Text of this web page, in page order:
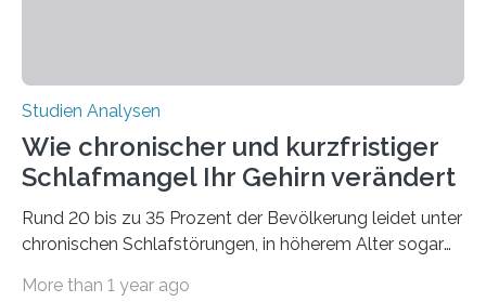
Studien Analysen
Wie chronischer und kurzfristiger
Schlafmangel Ihr Gehirn verändert
Rund 20 bis zu 35 Prozent der Bevölkerung leidet unter
chronischen Schlafstörungen, in höherem Alter sogar
Erwachsene kennt zudem ein kurzfristiges Schlafdefizit:
More than 1 year ago